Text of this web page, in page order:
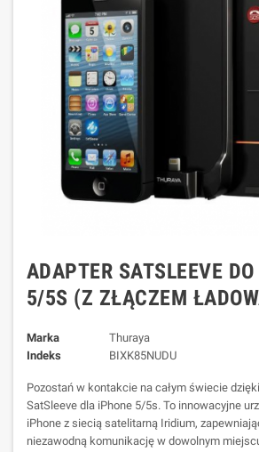
ADAPTER SATSLEEVE
5/5S (Z ZŁĄCZEM
Marka
Thuraya
Indeks
BIXK85NUDU
Pozostań w kontakcie na całym świecie
SatSleeve dla iPhone 5/5s. To innowacyjne
iPhone z siecią satelitarną Iridium,
niezawodną komunikację w dowolnym